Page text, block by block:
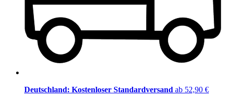
Deutschland: Kostenloser Standardversand ab 52,90 €